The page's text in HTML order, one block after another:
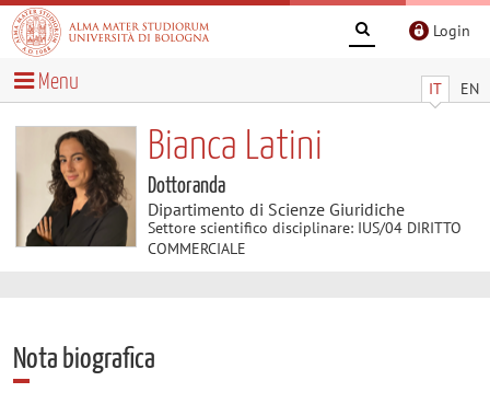
Login
IT EN
Menu
Bianca Latini
Dottoranda
Dipartimento di Scienze Giuridiche
Settore scientifico disciplinare: IUS/04 DIRITTO
COMMERCIALE
Nota biografica